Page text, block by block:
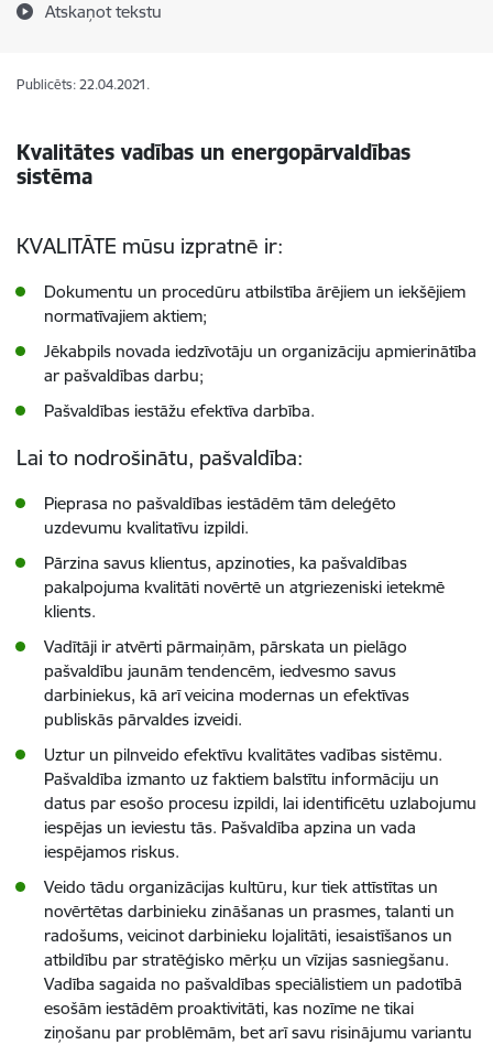
Atskaņot tekstu
Publicēts: 22.04.2021.
Kvalitātes vadības un energopārvaldības
sistēma
KVALITĀTE mūsu izpratnē ir:
Dokumentu un procedūru atbilstība ārējiem un iekšējiem
normatīvajiem aktiem;
Jēkabpils novada iedzīvotāju un organizāciju apmierinātība
ar pašvaldības darbu;
Pašvaldības iestāžu efektīva darbība.
Lai to nodrošinātu, pašvaldība:
Pieprasa no pašvaldības iestādēm tām deleģēto
uzdevumu kvalitatīvu izpildi.
Pārzina savus klientus, apzinoties, ka pašvaldības
pakalpojuma kvalitāti novērtē un atgriezeniski ietekmē
klients.
Vadītāji ir atvērti pārmaiņām, pārskata un pielāgo
pašvaldību jaunām tendencēm, iedvesmo savus
darbiniekus, kā arī veicina modernas un efektīvas
publiskās pārvaldes izveidi.
Uztur un pilnveido efektīvu kvalitātes vadības sistēmu.
Pašvaldība izmanto uz faktiem balstītu informāciju un
datus par esošo procesu izpildi, lai identificētu uzlabojumu
iespējas un ieviestu tās. Pašvaldība apzina un vada
iespējamos riskus.
Veido tādu organizācijas kultūru, kur tiek attīstītas un
novērtētas darbinieku zināšanas un prasmes, talanti un
radošums, veicinot darbinieku lojalitāti, iesaistīšanos un
atbildību par stratēģisko mērķu un vīzijas sasniegšanu.
Vadība sagaida no pašvaldības speciālistiem un padotībā
esošām iestādēm proaktivitāti, kas nozīme ne tikai
ziņošanu par problēmām, bet arī savu risinājumu variantu